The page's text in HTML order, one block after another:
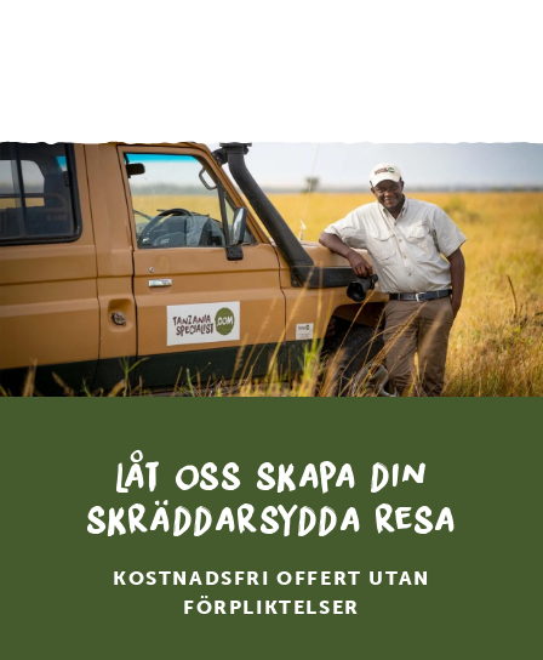
Låt oss skapa din
skräddarsydda resa
KOSTNADSFRI OFFERT UTAN
FÖRPLIKTELSER